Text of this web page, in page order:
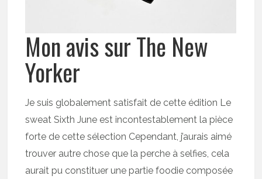
Mon avis sur The New
Yorker
Je suis globalement satisfait de cette édition Le
sweat Sixth June est incontestablement la pièce
forte de cette sélection Cependant, j’aurais aimé
trouver autre chose que la perche à selfies, cela
aurait pu constituer une partie foodie composée